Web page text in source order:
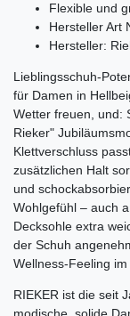
Flexible und
Hersteller Art
Hersteller:
Lieblingsschuh-
für Damen in
Wetter freuen, und:
Rieker"
Klettverschluss
zusätzlichen Halt
und
Wohlgefühl ‒ auch
Decksohle extra
der Schuh
Wellness-Feeling
RIEKER ist die seit